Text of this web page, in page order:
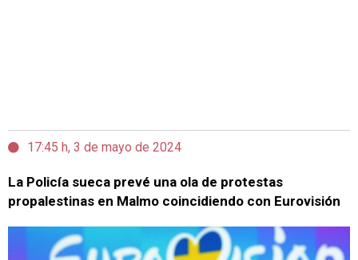
17:45 h, 3 de mayo de 2024
La Policía sueca prevé una ola de protestas
propalestinas en Malmo coincidiendo con Eurovisión